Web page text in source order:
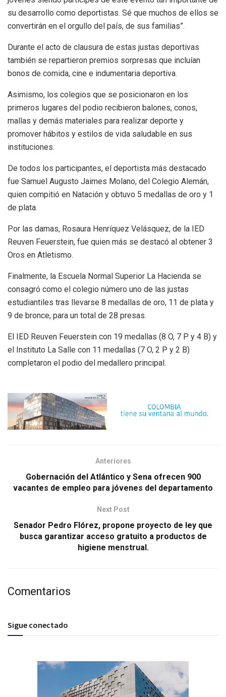
su desarrollo como deportistas. Sé que muchos de ellos se
convertirán en el orgullo del país, de sus familias”.
Durante el acto de clausura de estas justas deportivas
también se repartieron premios sorpresas que incluían
bonos de comida, cine e indumentaria deportiva.
Asimismo, los colegios que se posicionaron en los
primeros lugares del podio recibieron balones, conos,
mallas y demás materiales para realizar deporte y
promover hábitos y estilos de vida saludable en sus
instituciones.
De todos los participantes, el deportista más destacado
fue Samuel Augusto Jaimes Molano, del Colegio Alemán,
quien compitió en Natación y obtuvo 5 medallas de oro y 1
de plata.
Por las damas, Rosaura Henríquez Velásquez, de la IED
Reuven Feuerstein, fue quien más se destacó al obtener 3
Oros en Atletismo.
Finalmente, la Escuela Normal Superior La Hacienda se
consagró como el colegio número uno de las justas
estudiantiles tras llevarse 8 medallas de oro, 11 de plata y
9 de bronce, para un total de 28 presas.
El IED Reuven Feuerstein con 19 medallas (8 O, 7 P y 4 B) y
el Instituto La Salle con 11 medallas (7 O, 2 P y 2 B)
completaron el podio del medallero principal.
Anteriores
Gobernación del Atlántico y Sena ofrecen 900
vacantes de empleo para jóvenes del departamento
Next Post
Senador Pedro Flórez, propone proyecto de ley que
busca garantizar acceso gratuito a productos de
higiene menstrual.
Comentarios
Sigue conectado